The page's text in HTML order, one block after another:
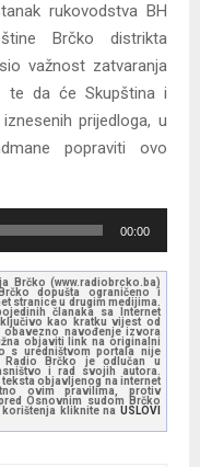
rukovodstva BH
Brčko distrikta
važnost zatvaranja
te da će Skupština i
prijedloga, u
popraviti ovo
00:00
Brčko (www.radiobrcko.ba)
dopušta ograničeno i
stranice u drugim medijima.
članaka sa Internet
kao kratku vijest od
navođenje izvora
objaviti link na originalni
s uredništvom portala nije
Radio Brčko je odlučan u
i rad svojih autora.
objavljenog na internet
ovim pravilima, protiv
Osnovnim sudom Brčko
kliknite na USLOVI